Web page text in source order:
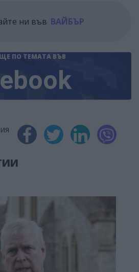
ни във ВАЙБЪР
ПО ТЕМАТА ВЪВ